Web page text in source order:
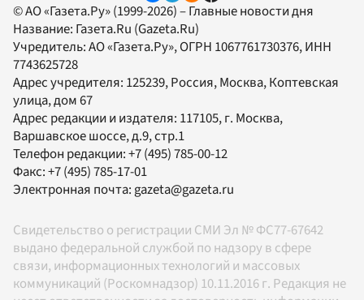
© АО «Газета.Ру» (1999-2026) – Главные новости дня
Название: Газета.Ru (Gazeta.Ru)
Учредитель:АО «Газета.Ру», ОГРН 1067761730376, ИНН
7743625728
Адрес учредителя: 125239, Россия, Москва, Коптевская
улица, дом 67
Адрес редакции и издателя: 117105, г. Москва,
Варшавское шоссе, д.9, стр.1
Телефон редакции:+7 (495) 785-00-12
Факс:+7 (495) 785-17-01
Электронная почта: gazeta@gazeta.ru
Свидетельство о регистрации СМИ Эл № ФС77-67642
выдано федеральной службой по надзору в сфере
связи, информационных технологий и массовых
коммуникаций (Роскомнадзор) 10.11.2016 г. Редакция не